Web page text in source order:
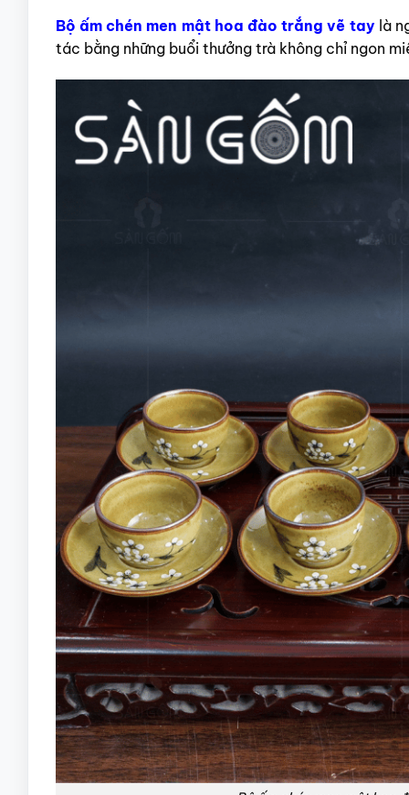
Bộ ấm chén men mật hoa đào trắng vẽ tay là
tác bằng những buổi thưởng trà không chỉ ngon